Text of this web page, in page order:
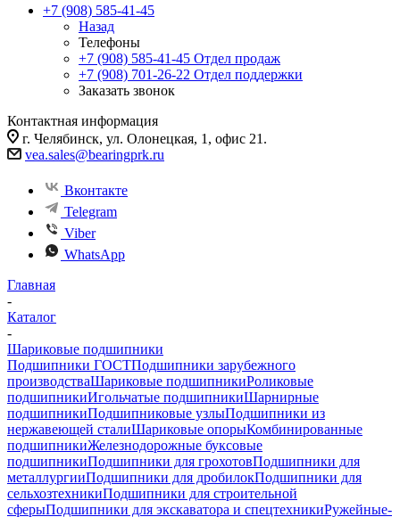
+7 (908) 585-41-45
Назад
Телефоны
+7 (908) 585-41-45 Отдел продаж
+7 (908) 701-26-22 Отдел поддержки
Заказать звонок
Контактная информация
г. Челябинск, ул. Олонецкая, 1, офис 21.
vea.sales@bearingprk.ru
Вконтакте
Telegram
Viber
WhatsApp
Главная
-
Каталог
-
Шариковые подшипники
Подшипники ГОСТПодшипники зарубежного
производстваШариковые подшипникиРоликовые
подшипникиИгольчатые подшипникиШарнирные
подшипникиПодшипниковые узлыПодшипники из
нержавеющей сталиШариковые опорыКомбинированные
подшипникиЖелезнодорожные буксовые
подшипникиПодшипники для грохотовПодшипники для
металлургииПодшипники для дробилокПодшипники для
сельхозтехникиПодшипники для строительной
сферыПодшипники для экскаватора и спецтехникиРужейные-